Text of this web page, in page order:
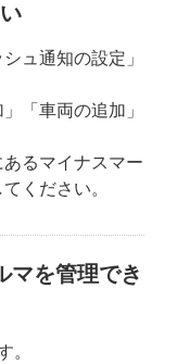
ュ通知の設定」
「車両の追加」
るマイナスマー
ください。
マを管理でき
。